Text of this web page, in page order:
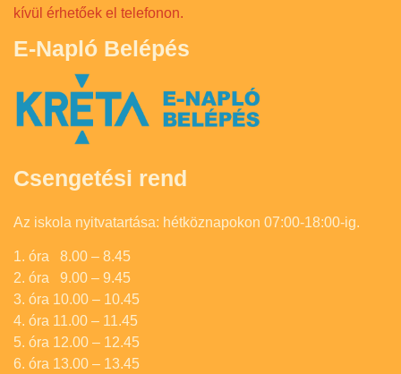
kívül érhetőek el telefonon.
E-Napló Belépés
Csengetési rend
Az iskola nyitvatartása: hétköznapokon 07:00-18:00-ig.
1. óra 8.00 – 8.45
2. óra 9.00 – 9.45
3. óra 10.00 – 10.45
4. óra 11.00 – 11.45
5. óra 12.00 – 12.45
6. óra 13.00 – 13.45